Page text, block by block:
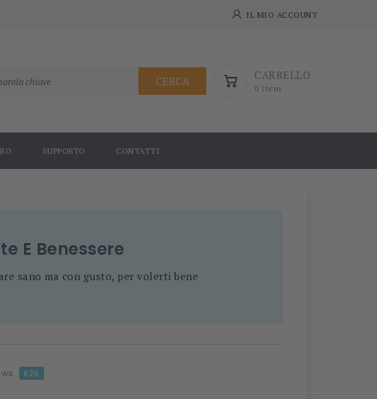
IL MIO ACCOUNT
CARRELLO
0 Item
CERCA
SUPPORTO CONTATTI
E Benessere
sano ma con gusto, per volerti bene
826